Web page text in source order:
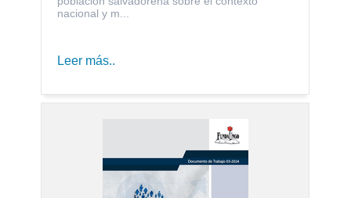
nacional y m...
Leer más..